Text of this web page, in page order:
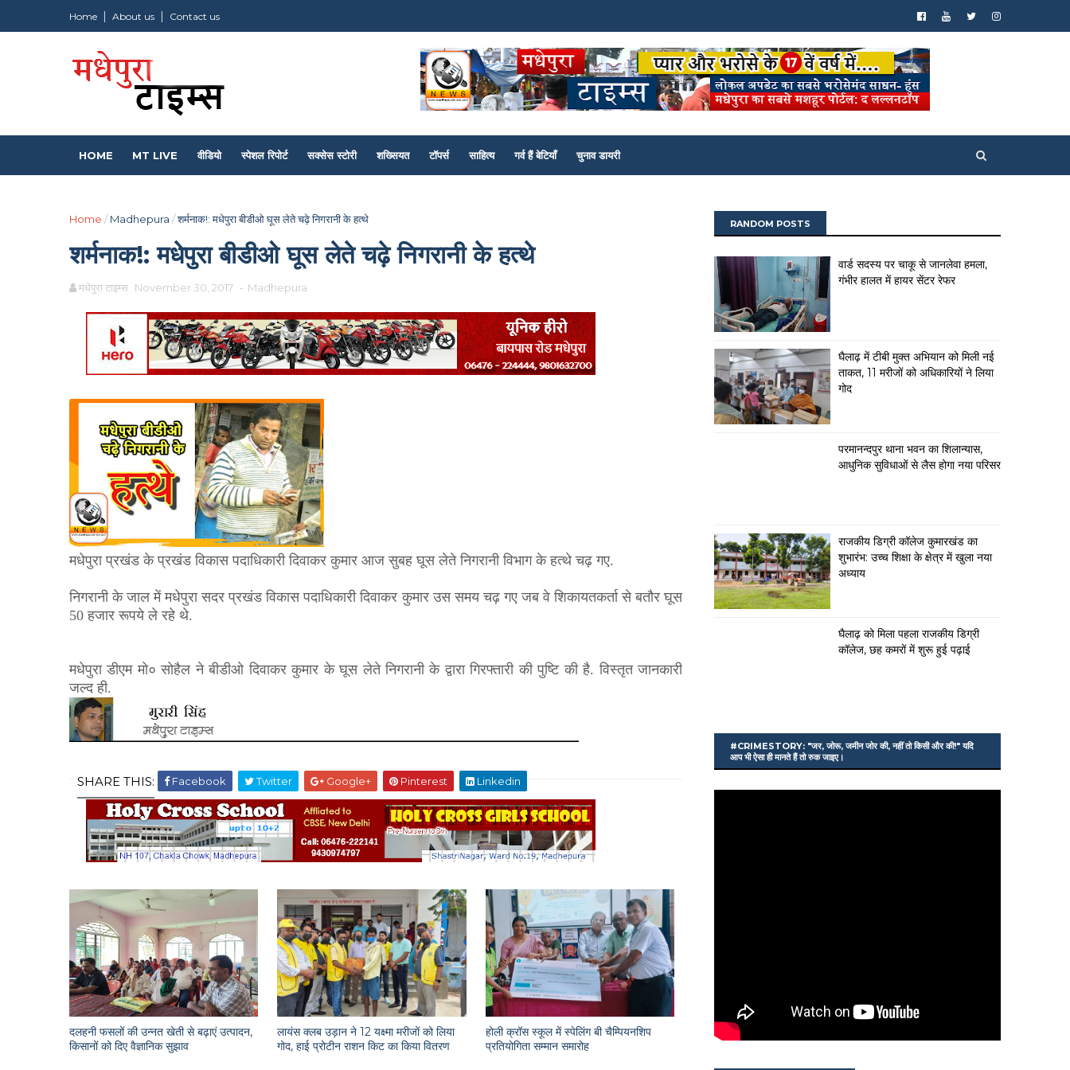
Home About us Contact us
HOME MT LIVE वीडियो स्पेशल रिपोर्ट सक्सेस स्टोरी शख्सियत टॉपर्स साहित्य गर्व हैं बेटियाँ चुनाव डायरी
Home / Madhepura /शर्मनाक!: मधेपुरा बीडीओ घूस लेते चढ़े निगरानी के हत्थे
शर्मनाक!: मधेपुरा बीडीओ घूस लेते चढ़े निगरानी के हत्थे
मधेपुरा टाइम्स November 30, 2017 - Madhepura
मधेपुरा प्रखंड के प्रखंड विकास पदाधिकारी दिवाकर कुमार आज सुबह घूस लेते निगरानी विभाग के हत्थे चढ़ गए.
निगरानी के जाल में मधेपुरा सदर प्रखंड विकास पदाधिकारी दिवाकर कुमार उस समय चढ़ गए जब वे शिकायतकर्ता से बतौर घूस
50 हजार रूपये ले रहे थे.
मधेपुरा डीएम मो० सोहैल ने बीडीओ दिवाकर कुमार के घूस लेते निगरानी के द्वारा गिरफ्तारी की पुष्टि की है. विस्तृत जानकारी
जल्द ही.
SHARE THIS: Facebook Twitter Google+ Pinterest Linkedin
दलहनी फसलों की उन्नत खेती से बढ़ाएं उत्पादन,
किसानों को दिए वैज्ञानिक सुझाव
लायंस क्लब उड़ान ने 12 यक्ष्मा मरीजों को लिया
गोद, हाई प्रोटीन राशन किट का किया वितरण
होली क्रॉस स्कूल में स्पेलिंग बी चैम्पियनशिप
प्रतियोगिता सम्मान समारोह
RANDOM POSTS
वार्ड सदस्य पर चाकू से जानलेवा हमला,
गंभीर हालत में हायर सेंटर रेफर
घैलाढ़ में टीबी मुक्त अभियान को मिली नई
ताकत, 11 मरीजों को अधिकारियों ने लिया
गोद
परमानन्दपुर थाना भवन का शिलान्यास,
आधुनिक सुविधाओं से लैस होगा नया परिसर
राजकीय डिग्री कॉलेज कुमारखंड का
शुभारंभ: उच्च शिक्षा के क्षेत्र में खुला नया
अध्याय
घैलाढ़ को मिला पहला राजकीय डिग्री
कॉलेज, छह कमरों में शुरू हुई पढ़ाई
#CRIMESTORY: "जर, जोरू, जमीन जोर की, नहीं तो किसी और की!" यदि
आप भी ऐसा ही मानते हैं तो रुक जाइए।